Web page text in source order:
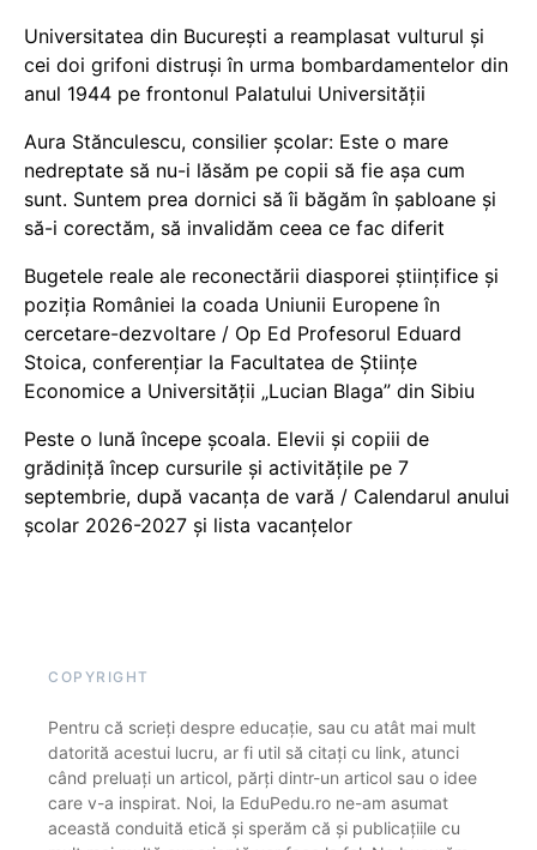
Universitatea din București a reamplasat vulturul și
cei doi grifoni distruși în urma bombardamentelor din
anul 1944 pe frontonul Palatului Universității
Aura Stănculescu, consilier școlar: Este o mare
nedreptate să nu-i lăsăm pe copii să fie așa cum
sunt. Suntem prea dornici să îi băgăm în șabloane și
să-i corectăm, să invalidăm ceea ce fac diferit
Bugetele reale ale reconectării diasporei științifice și
poziția României la coada Uniunii Europene în
cercetare-dezvoltare / Op Ed Profesorul Eduard
Stoica, conferențiar la Facultatea de Științe
Economice a Universității „Lucian Blaga” din Sibiu
Peste o lună începe școala. Elevii și copiii de
grădiniță încep cursurile și activitățile pe 7
septembrie, după vacanța de vară / Calendarul anului
școlar 2026-2027 și lista vacanțelor
COPYRIGHT
Pentru că scrieți despre educație, sau cu atât mai mult
datorită acestui lucru, ar fi util să citați cu link, atunci
când preluați un articol, părți dintr-un articol sau o idee
care v-a inspirat. Noi, la EduPedu.ro ne-am asumat
această conduită etică și sperăm că și publicațiile cu